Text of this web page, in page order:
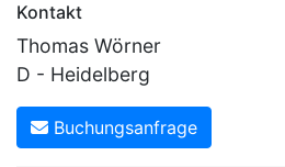
Kontakt
Thomas Wörner
D - Heidelberg
Buchungsanfrage